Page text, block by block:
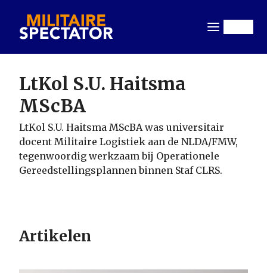
naar
gaanLtKol S.U. Haitsma
MScBA
LtKol S.U. Haitsma MScBA was universitair
docent Militaire Logistiek aan de NLDA/FMW,
tegenwoordig werkzaam bij Operationele
Gereedstellingsplannen binnen Staf CLRS.
Artikelen